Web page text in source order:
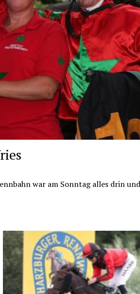
war am Sonntag alles drin